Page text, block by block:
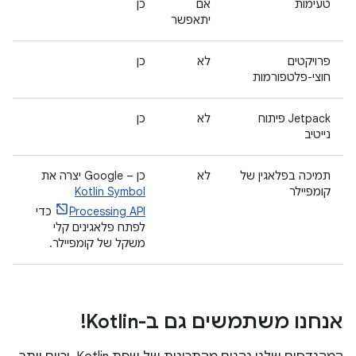
טעימות
אם
יתאפשר
כן
פרויקטים
חוצי-פלטפורמות
לא כן
Jetpack פיתוח
נייטיב
לא כן
תמיכה בפלאגין של
קומפיילר
לא
כן –‏ Google יצרה את
Kotlin Symbol
Processing API
כדי
לפתח פלאגינים קלי
משקל של קומפיילר.
אנחנו משתמשים גם ב-Kotlin!